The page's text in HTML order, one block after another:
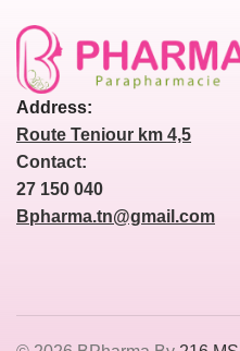
Address:
Route Teniour km 4,5
Contact:
27 150 040
Bpharma.tn@gmail.com